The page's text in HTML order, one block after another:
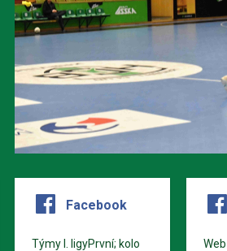
Facebook
Týmy I. ligyPrvní; kolo